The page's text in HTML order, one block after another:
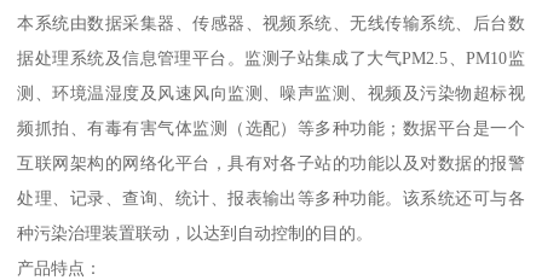
本系统由数据采集器、传感器、视频系统、无线传输系统、后台数
据处理系统及信息管理平台。监测子站集成了大气PM2.5、PM10监
测、环境温湿度及风速风向监测、噪声监测、视频及污染物超标视
频抓拍、有毒有害气体监测（选配）等多种功能；数据平台是一个
互联网架构的网络化平台，具有对各子站的功能以及对数据的报警
处理、记录、查询、统计、报表输出等多种功能。该系统还可与各
种污染治理装置联动，以达到自动控制的目的。
产品特点：